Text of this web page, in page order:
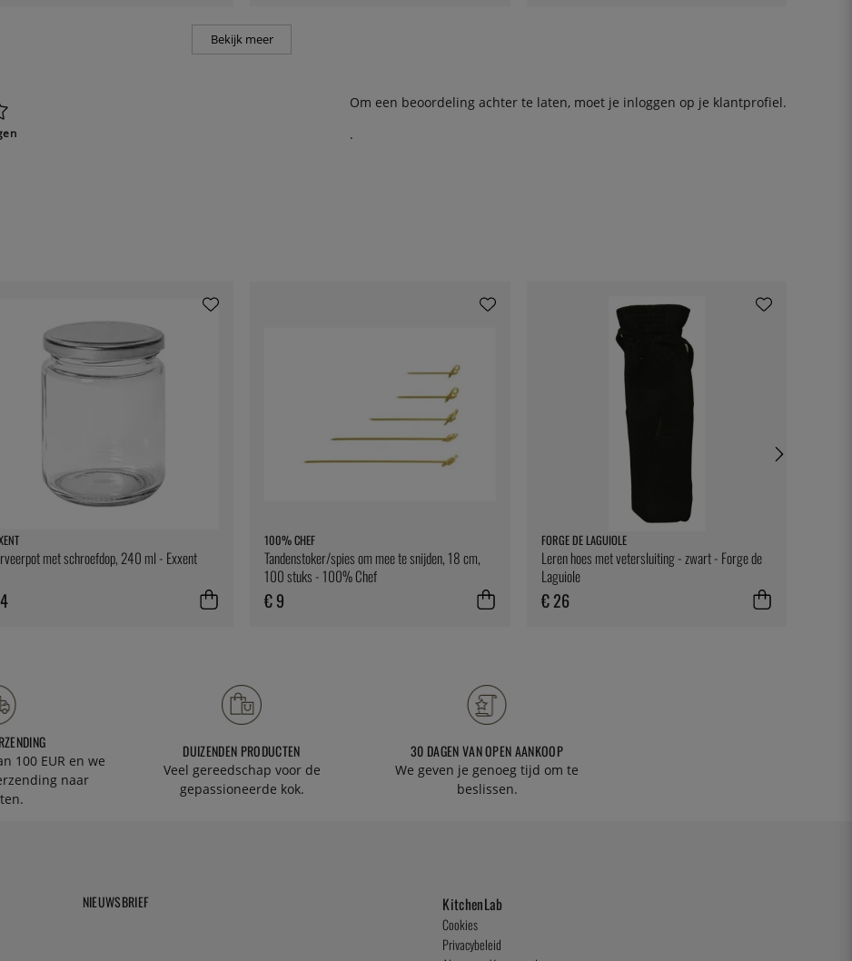
Bekijk meer
Om een beoordeling achter te laten, moet je inloggen op je klantprofiel.
.
met schroefdop, 240 ml - Exxent
100% CHEF
Tandenstoker/spies om mee te snijden, 18 cm,
100 stuks - 100% Chef
€ 9
FORGE DE LAGUIOLE
Leren hoes met vetersluiting - zwart - Forge de
Laguiole
€ 26
100 EUR en we
naar
DUIZENDEN PRODUCTEN
Veel gereedschap voor de
gepassioneerde kok.
30 DAGEN VAN OPEN AANKOOP
We geven je genoeg tijd om te
beslissen.
NIEUWSBRIEF KitchenLab
Cookies
Privacybeleid